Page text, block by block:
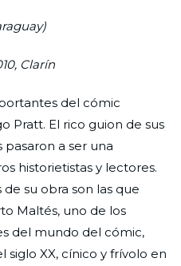
Clarín
del cómic
Pratt. El rico guion de sus
pasaron a ser una
historietistas y lectores.
de su obra son las que
Maltés, uno de los
del mundo del cómic,
XX, cínico y frívolo en